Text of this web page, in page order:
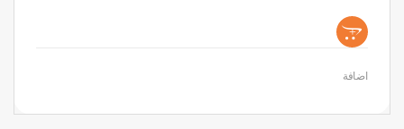
+
اضافة